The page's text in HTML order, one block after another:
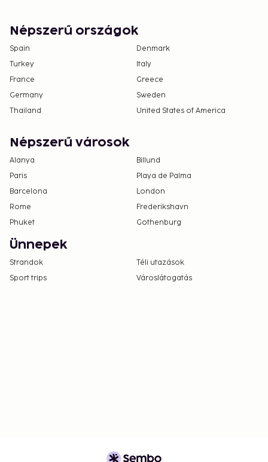
Népszerű országok
Spain
Denmark
Turkey
Italy
France
Greece
Germany
Sweden
Thailand
United States of America
Népszerű városok
Alanya
Billund
Paris
Playa de Palma
Barcelona
London
Rome
Frederikshavn
Phuket
Gothenburg
Ünnepek
Strandok
Téli utazások
Sport trips
Városlátogatás